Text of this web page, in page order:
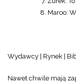
Maroo:
Wydawcy | Rynek |
Nawet chwile mają